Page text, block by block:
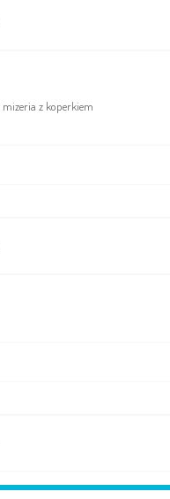
mizeria z koperkiem